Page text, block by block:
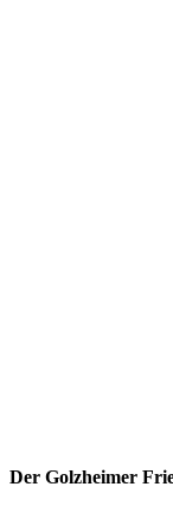
Der Golzheimer